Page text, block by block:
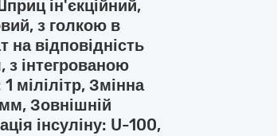
ін'єкційний,
з голкою в
на відповідність
з інтегрованою
мілілітр, Змінна
Зовнішній
інсуліну: U-100,